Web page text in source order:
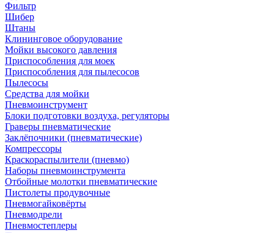
Фильтр
Шибер
Штаны
Клининговое оборудование
Мойки высокого давления
Приспособления для моек
Приспособления для пылесосов
Пылесосы
Средства для мойки
Пневмоинструмент
Блоки подготовки воздуха, регуляторы
Граверы пневматические
Заклёпочники (пневматические)
Компрессоры
Краскораспылители (пневмо)
Наборы пневмоинструмента
Отбойные молотки пневматические
Пистолеты продувочные
Пневмогайковёрты
Пневмодрели
Пневмостеплеры